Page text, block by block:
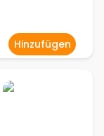
Hinzufügen